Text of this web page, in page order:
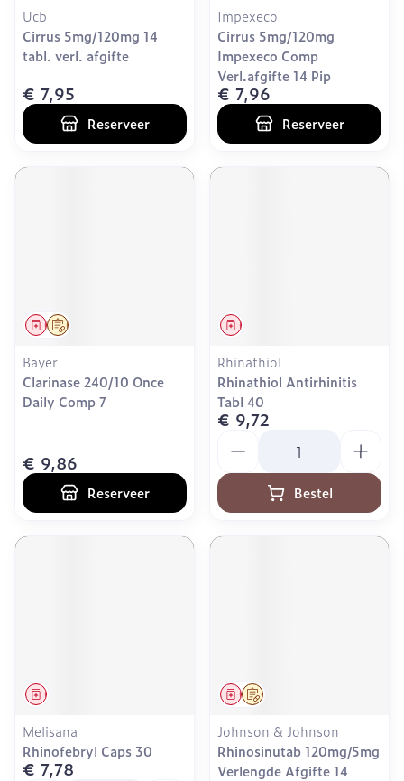
Ucb
Cirrus 5mg/120mg 14
tabl. verl. afgifte
€ 7,95
Reserveer
Impexeco
Cirrus 5mg/120mg
Impexeco Comp
Verl.afgifte 14 Pip
€ 7,96
Reserveer
Op voorschrift
Geneesmiddel
Bayer
Clarinase 240/10 Once
Daily Comp 7
€ 9,86
Reserveer
Geneesmiddel
Rhinathiol
Rhinathiol Antirhinitis
Tabl 40
€ 9,72
Bestel
Geneesmiddel
Melisana
Rhinofebryl Caps 30
€ 7,78
Op voorschrift
Geneesmiddel
Johnson & Johnson
Rhinosinutab 120mg/5mg
Verlengde Afgifte 14